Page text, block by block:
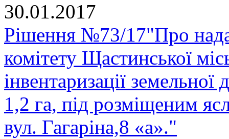
30.01.2017
Рішення №73/17"Про
комітету Щастинської
інвентаризації
1,2 га, під розміщеним
вул. Гагаріна,8 «а»."